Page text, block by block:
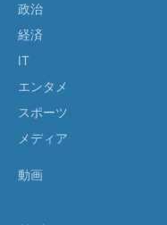
政治
経済
IT
エンタメ
スポーツ
メディア
動画